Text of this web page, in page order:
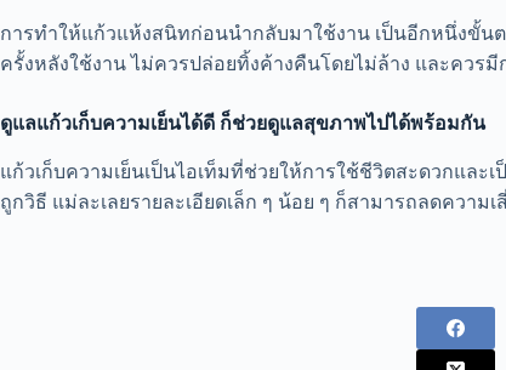
การทำให้แก้วแห้งสนิทก่อนนำกลับมาใช้งาน เป็นอีกหนึ่งขั้น
ครั้งหลังใช้งาน ไม่ควรปล่อยทิ้งค้างคืนโดยไม่ล้าง และควร
ดูแลแก้วเก็บความเย็นได้ดี ก็ช่วยดูแลสุขภาพไปได้พร้อมกัน
แก้วเก็บความเย็นเป็นไอเท็มที่ช่วยให้การใช้ชีวิตสะดวกแล
ถูกวิธี แม่ละเลยรายละเอียดเล็ก ๆ น้อย ๆ ก็สามารถลดควา